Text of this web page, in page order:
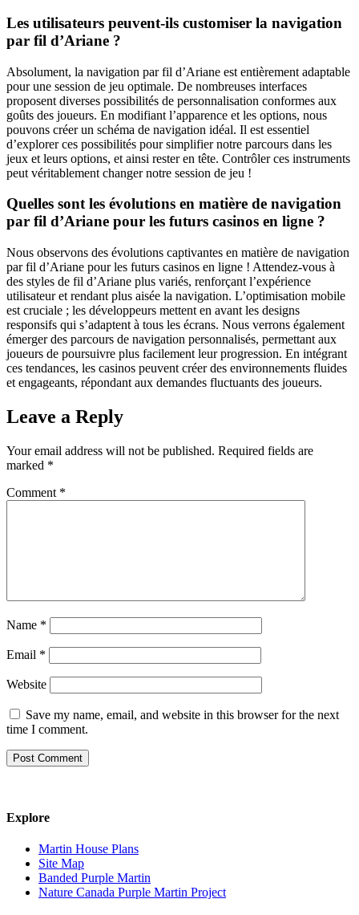
Les utilisateurs peuvent-ils customiser la navigation
par fil d’Ariane ?
Absolument, la navigation par fil d’Ariane est entièrement adaptable
pour une session de jeu optimale. De nombreuses interfaces
proposent diverses possibilités de personnalisation conformes aux
goûts des joueurs. En modifiant l’apparence et les options, nous
pouvons créer un schéma de navigation idéal. Il est essentiel
d’explorer ces possibilités pour simplifier notre parcours dans les
jeux et leurs options, et ainsi rester en tête. Contrôler ces instruments
peut véritablement changer notre session de jeu !
Quelles sont les évolutions en matière de navigation
par fil d’Ariane pour les futurs casinos en ligne ?
Nous observons des évolutions captivantes en matière de navigation
par fil d’Ariane pour les futurs casinos en ligne ! Attendez-vous à
des styles de fil d’Ariane plus variés, renforçant l’expérience
utilisateur et rendant plus aisée la navigation. L’optimisation mobile
est cruciale ; les développeurs mettent en avant les designs
responsifs qui s’adaptent à tous les écrans. Nous verrons également
émerger des parcours de navigation personnalisés, permettant aux
joueurs de poursuivre plus facilement leur progression. En intégrant
ces tendances, les casinos peuvent créer des environnements fluides
et engageants, répondant aux demandes fluctuants des joueurs.
Leave a Reply
Your email address will not be published. Required fields are
marked *
Comment *
Name *
Email *
Website
Save my name, email, and website in this browser for the next
time I comment.
Explore
Martin House Plans
Site Map
Banded Purple Martin
Nature Canada Purple Martin Project